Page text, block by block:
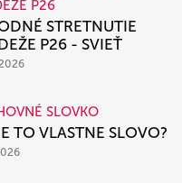
P26
STRETNUTIE
P26 - SVIEŤ
SLOVKO
TO VLASTNE SLOVO?